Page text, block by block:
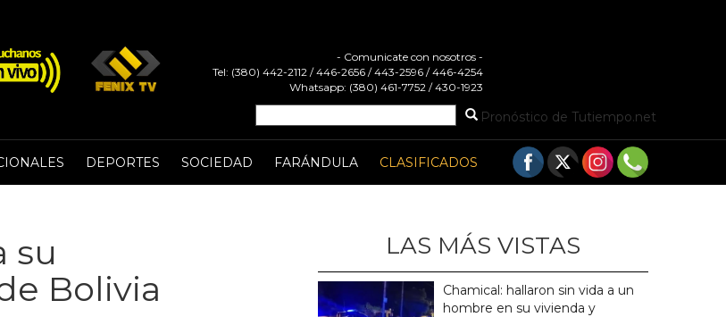
- Comunicate con nosotros -
Tel: (380) 442-2112 / 446-2656 / 443-2596 / 446-4254
Whatsapp: (380) 461-7752 / 430-1923
Pronóstico de Tutiempo.net
DEPORTES SOCIEDAD FARÁNDULA CLASIFICADOS
su
Bolivia
LAS MÁS VISTAS
Chamical: hallaron sin vida a un
hombre en su vivienda y